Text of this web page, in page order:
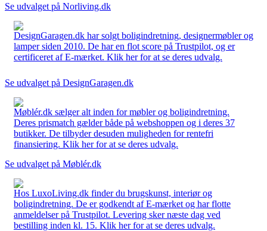
Se udvalget på Norliving.dk
DesignGaragen.dk har solgt boligindretning, designermøbler og
lamper siden 2010. De har en flot score på Trustpilot, og er
certificeret af E-mærket. Klik her for at se deres udvalg.
Se udvalget på DesignGaragen.dk
Møblér.dk sælger alt inden for møbler og boligindretning.
Deres prismatch gælder både på webshoppen og i deres 37
butikker. De tilbyder desuden muligheden for rentefri
finansiering. Klik her for at se deres udvalg.
Se udvalget på Møblér.dk
Hos LuxoLiving.dk finder du brugskunst, interiør og
boligindretning. De er godkendt af E-mærket og har flotte
anmeldelser på Trustpilot. Levering sker næste dag ved
bestilling inden kl. 15. Klik her for at se deres udvalg.